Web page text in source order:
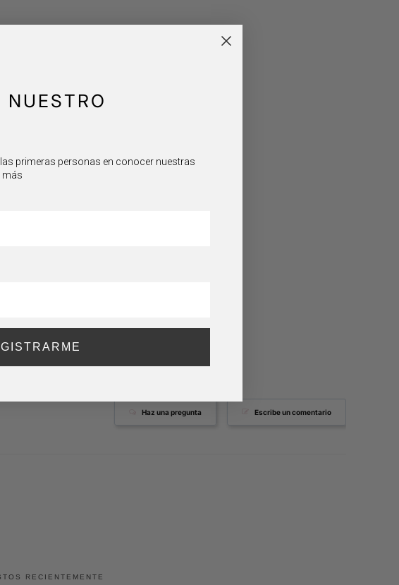
Escribe un comentario
Haz una pregunta
RECIENTEMENTE
primeras personas en conocer nuestras
más